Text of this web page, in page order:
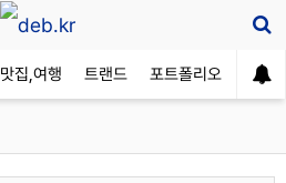
맛집,여행 트랜드 포트폴리오